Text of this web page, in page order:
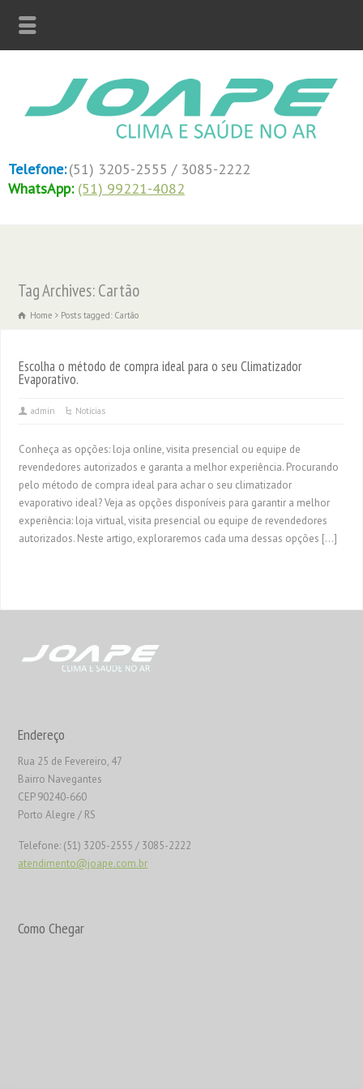
Telefone:(51) 3205-2555 / 3085-2222
WhatsApp: (51) 99221-4082
Tag Archives: Cartão
Home Posts tagged: Cartão
Escolha o método de compra ideal para o seu Climatizador
Evaporativo.
admin Notícias
Conheça as opções: loja online, visita presencial ou equipe de
revendedores autorizados e garanta a melhor experiência. Procurando
pelo método de compra ideal para achar o seu climatizador
evaporativo ideal? Veja as opções disponíveis para garantir a melhor
experiência: loja virtual, visita presencial ou equipe de revendedores
autorizados. Neste artigo, exploraremos cada uma dessas opções […]
Endereço
Rua 25 de Fevereiro, 47
Bairro Navegantes
CEP 90240-660
Porto Alegre / RS
Telefone: (51) 3205-2555 / 3085-2222
atendimento@joape.com.br
Como Chegar